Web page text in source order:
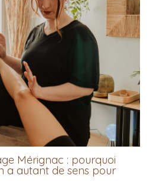
Mérignac : pourquoi
a autant de sens pour